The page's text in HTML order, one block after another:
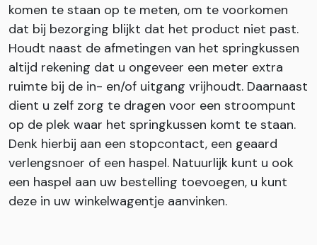
komen te staan op te meten, om te voorkomen
dat bij bezorging blijkt dat het product niet past.
Houdt naast de afmetingen van het springkussen
altijd rekening dat u ongeveer een meter extra
ruimte bij de in- en/of uitgang vrijhoudt. Daarnaast
dient u zelf zorg te dragen voor een stroompunt
op de plek waar het springkussen komt te staan.
Denk hierbij aan een stopcontact, een geaard
verlengsnoer of een haspel. Natuurlijk kunt u ook
een haspel aan uw bestelling toevoegen, u kunt
deze in uw winkelwagentje aanvinken.